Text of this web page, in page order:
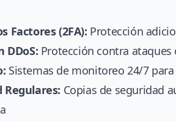
Factores (2FA): Protección
DDoS: Protección contra ataques
Sistemas de monitoreo 24/7
Regulares: Copias de seguridad